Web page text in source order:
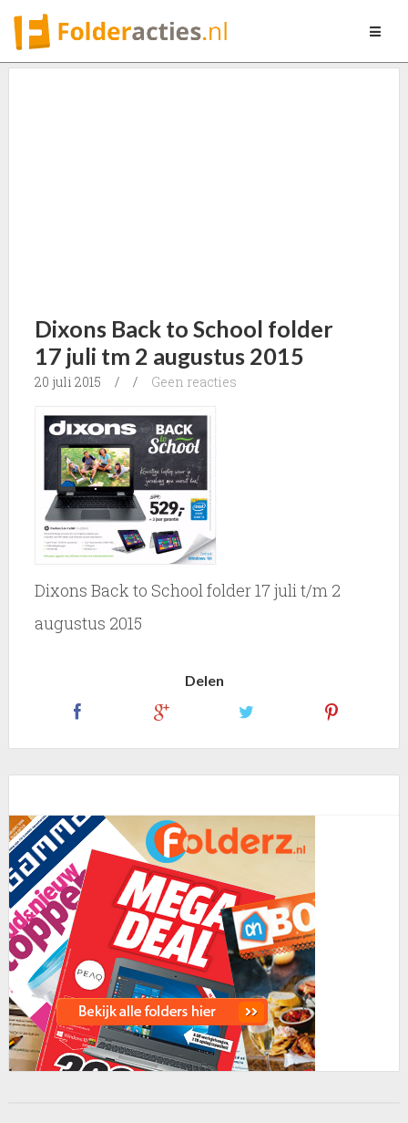
Toggle
Dixons Back to School folder
17 juli tm 2 augustus 2015
20 juli 2015 / / Geen reacties
Dixons Back to School folder 17 juli t/m 2
augustus 2015